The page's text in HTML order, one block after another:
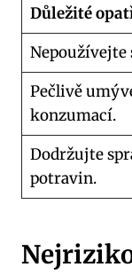
Důležité
Nepoužívejte
Pečlivě
konzumací.
Dodržujte
potravin.